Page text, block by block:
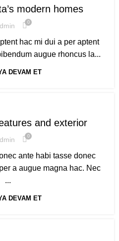
modern homes
0
hac mi dui a per aptent
augue rhoncus la...
DEVAM ET
and exterior
0
ante habi tasse donec
a augue magna hac. Nec
...
DEVAM ET